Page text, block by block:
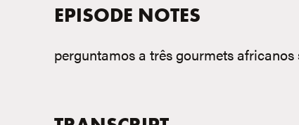
EPISODE NOTES
perguntamos a três gourmets